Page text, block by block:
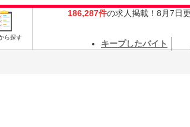
ら探す
186,287件の求人掲載！8月7日
キープしたバイト